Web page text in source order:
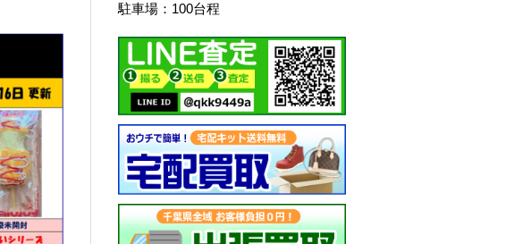
駐車場：100台程